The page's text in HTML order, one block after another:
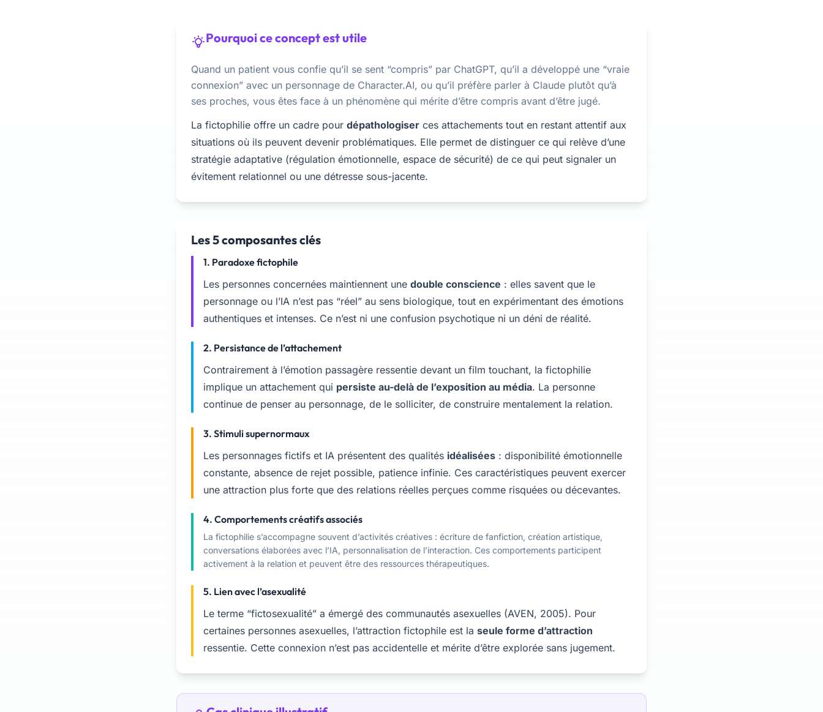
Pourquoi ce concept est utile
Quand un patient vous confie qu’il se sent “compris” par ChatGPT, qu’il a développé une “vraie
connexion” avec un personnage de Character.AI, ou qu’il préfère parler à Claude plutôt qu’à
ses proches, vous êtes face à un phénomène qui mérite d’être compris avant d’être jugé.
La fictophilie offre un cadre pour dépathologiser ces attachements tout en restant attentif aux
situations où ils peuvent devenir problématiques. Elle permet de distinguer ce qui relève d’une
stratégie adaptative (régulation émotionnelle, espace de sécurité) de ce qui peut signaler un
évitement relationnel ou une détresse sous-jacente.
Les 5 composantes clés
1. Paradoxe fictophile
Les personnes concernées maintiennent une double conscience : elles savent que le
personnage ou l’IA n’est pas “réel” au sens biologique, tout en expérimentant des émotions
authentiques et intenses. Ce n’est ni une confusion psychotique ni un déni de réalité.
2. Persistance de l’attachement
Contrairement à l’émotion passagère ressentie devant un film touchant, la fictophilie
implique un attachement qui persiste au-delà de l’exposition au média. La personne
continue de penser au personnage, de le solliciter, de construire mentalement la relation.
3. Stimuli supernormaux
Les personnages fictifs et IA présentent des qualités idéalisées : disponibilité émotionnelle
constante, absence de rejet possible, patience infinie. Ces caractéristiques peuvent exercer
une attraction plus forte que des relations réelles perçues comme risquées ou décevantes.
4. Comportements créatifs associés
La fictophilie s’accompagne souvent d’activités créatives : écriture de fanfiction, création artistique,
conversations élaborées avec l’IA, personnalisation de l’interaction. Ces comportements participent
activement à la relation et peuvent être des ressources thérapeutiques.
5. Lien avec l’asexualité
Le terme “fictosexualité” a émergé des communautés asexuelles (AVEN, 2005). Pour
certaines personnes asexuelles, l’attraction fictophile est la seule forme d’attraction
ressentie. Cette connexion n’est pas accidentelle et mérite d’être explorée sans jugement.